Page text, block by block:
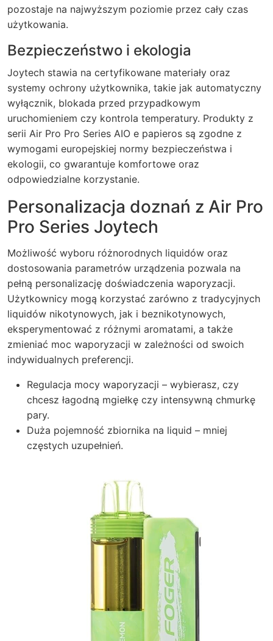
pozostaje na najwyższym poziomie przez cały czas
użytkowania.
Bezpieczeństwo i ekologia
Joytech stawia na certyfikowane materiały oraz
systemy ochrony użytkownika, takie jak automatyczny
wyłącznik, blokada przed przypadkowym
uruchomieniem czy kontrola temperatury. Produkty z
serii Air Pro Pro Series AIO e papieros są zgodne z
wymogami europejskiej normy bezpieczeństwa i
ekologii, co gwarantuje komfortowe oraz
odpowiedzialne korzystanie.
Personalizacja doznań z Air Pro
Pro Series Joytech
Możliwość wyboru różnorodnych liquidów oraz
dostosowania parametrów urządzenia pozwala na
pełną personalizację doświadczenia waporyzacji.
Użytkownicy mogą korzystać zarówno z tradycyjnych
liquidów nikotynowych, jak i beznikotynowych,
eksperymentować z różnymi aromatami, a także
zmieniać moc waporyzacji w zależności od swoich
indywidualnych preferencji.
Regulacja mocy waporyzacji – wybierasz, czy
chcesz łagodną mgiełkę czy intensywną chmurkę
pary.
Duża pojemność zbiornika na liquid – mniej
częstych uzupełnień.